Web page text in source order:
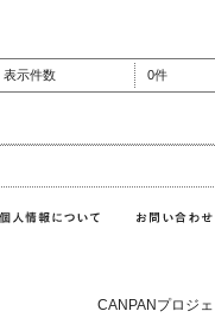
表示件数 0件
CANPANプロジ